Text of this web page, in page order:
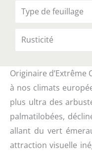
Type de feuillage
Rusticité
Originaire
à nos climats
plus ultra des
palmatilobées,
allant du vert
attraction visuelle